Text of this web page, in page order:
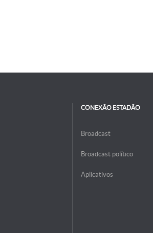
CONEXÃO ESTADÃO
Broadcast
Broadcast político
Aplicativos